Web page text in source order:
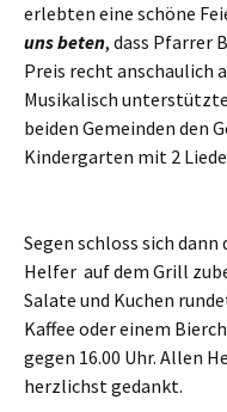
erlebten eine schöne
uns beten, dass Pfarrer
Preis recht anschaulich
Musikalisch
beiden Gemeinden den
Kindergarten mit 2
Segen schloss sich dann
Helfer auf dem Grill
Salate und Kuchen
Kaffee oder einem
gegen 16.00 Uhr. Allen
herzlichst gedankt.